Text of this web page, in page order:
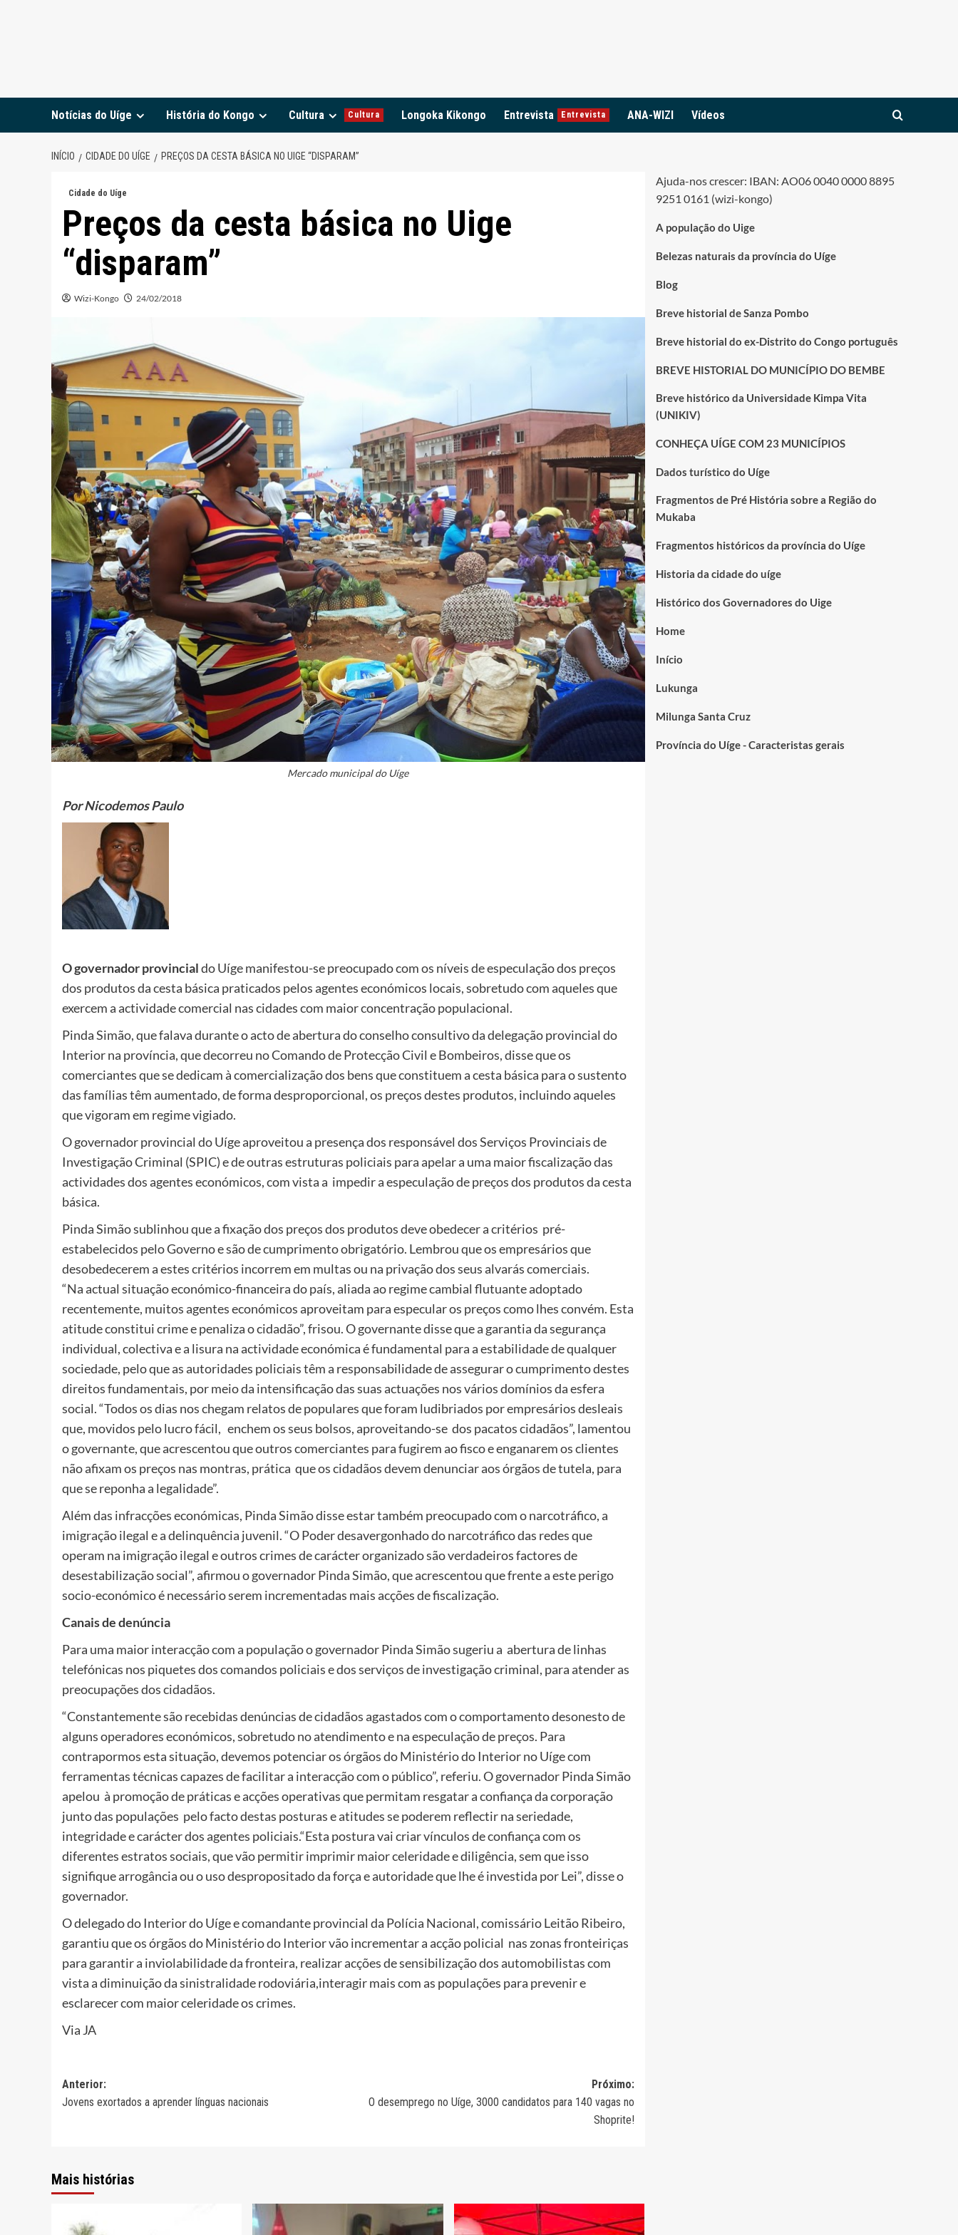
Notícias do Uíge História do Kongo Cultura Cultura Longoka Kikongo Entrevista Entrevista ANA-WIZI Vídeos
INÍCIO CIDADE DO UÍGE PREÇOS DA CESTA BÁSICA NO UIGE “DISPARAM”
Cidade do Uíge
Preços da cesta básica no Uige
“disparam”
Wizi-Kongo 24/02/2018
Mercado municipal do Uíge
Por Nicodemos Paulo
O governador provincialdo Uíge manifestou-se preocupado com os níveis de especulação dos preços
dos produtos da cesta básica praticados pelos agentes económicos locais, sobretudo com aqueles que
exercem a actividade comercial nas cidades com maior concentração populacional.
Pinda Simão, que falava durante o acto de abertura do conselho consultivo da delegação provincial do
Interior na província, que decorreu no Comando de Protecção Civil e Bombeiros, disse que os
comerciantes que se dedicam à comercialização dos bens que constituem a cesta básica para o sustento
das famílias têm aumentado, de forma desproporcional, os preços destes produtos, incluindo aqueles
que vigoram em regime vigiado.
O governador provincial do Uíge aproveitou a presença dos responsável dos Serviços Provinciais de
Investigação Criminal (SPIC) e de outras estruturas policiais para apelar a uma maior fiscalização das
actividades dos agentes económicos, com vista a impedir a especulação de preços dos produtos da cesta
básica.
Pinda Simão sublinhou que a fixação dos preços dos produtos deve obedecer a critérios pré-
estabelecidos pelo Governo e são de cumprimento obrigatório. Lembrou que os empresários que
desobedecerem a estes critérios incorrem em multas ou na privação dos seus alvarás comerciais.
“Na actual situação económico-financeira do país, aliada ao regime cambial flutuante adoptado
recentemente, muitos agentes económicos aproveitam para especular os preços como lhes convém. Esta
atitude constitui crime e penaliza o cidadão”, frisou. O governante disse que a garantia da segurança
individual, colectiva e a lisura na actividade económica é fundamental para a estabilidade de qualquer
sociedade, pelo que as autoridades policiais têm a responsabilidade de assegurar o cumprimento destes
direitos fundamentais, por meio da intensificação das suas actuações nos vários domínios da esfera
social. “Todos os dias nos chegam relatos de populares que foram ludibriados por empresários desleais
que, movidos pelo lucro fácil, enchem os seus bolsos, aproveitando-se dos pacatos cidadãos”, lamentou
o governante, que acrescentou que outros comerciantes para fugirem ao fisco e enganarem os clientes
não afixam os preços nas montras, prática que os cidadãos devem denunciar aos órgãos de tutela, para
que se reponha a legalidade”.
Além das infracções económicas, Pinda Simão disse estar também preocupado com o narcotráfico, a
imigração ilegal e a delinquência juvenil. “O Poder desavergonhado do narcotráfico das redes que
operam na imigração ilegal e outros crimes de carácter organizado são verdadeiros factores de
desestabilização social”, afirmou o governador Pinda Simão, que acrescentou que frente a este perigo
socio-económico é necessário serem incrementadas mais acções de fiscalização.
Canais de denúncia
Para uma maior interacção com a população o governador Pinda Simão sugeriu a abertura de linhas
telefónicas nos piquetes dos comandos policiais e dos serviços de investigação criminal, para atender as
preocupações dos cidadãos.
“Constantemente são recebidas denúncias de cidadãos agastados com o comportamento desonesto de
alguns operadores económicos, sobretudo no atendimento e na especulação de preços. Para
contrapormos esta situação, devemos potenciar os órgãos do Ministério do Interior no Uíge com
ferramentas técnicas capazes de facilitar a interacção com o público”, referiu. O governador Pinda Simão
apelou à promoção de práticas e acções operativas que permitam resgatar a confiança da corporação
junto das populações pelo facto destas posturas e atitudes se poderem reflectir na seriedade,
integridade e carácter dos agentes policiais.“Esta postura vai criar vínculos de confiança com os
diferentes estratos sociais, que vão permitir imprimir maior celeridade e diligência, sem que isso
signifique arrogância ou o uso despropositado da força e autoridade que lhe é investida por Lei”, disse o
governador.
O delegado do Interior do Uíge e comandante provincial da Polícia Nacional, comissário Leitão Ribeiro,
garantiu que os órgãos do Ministério do Interior vão incrementar a acção policial nas zonas fronteiriças
para garantir a inviolabilidade da fronteira, realizar acções de sensibilização dos automobilistas com
vista a diminuição da sinistralidade rodoviária,interagir mais com as populações para prevenir e
esclarecer com maior celeridade os crimes.
Via JA
Navegação
de
Anterior:
Jovens exortados a aprender línguas nacionais
Próximo:
O desemprego no Uíge, 3000 candidatos para 140 vagas no
Shoprite!
Mais histórias
Ajuda-nos crescer: IBAN: AO06 0040 0000 8895
9251 0161 (wizi-kongo)
A população do Uige
Belezas naturais da província do Uíge
Blog
Breve historial de Sanza Pombo
Breve historial do ex-Distrito do Congo português
BREVE HISTORIAL DO MUNICÍPIO DO BEMBE
Breve histórico da Universidade Kimpa Vita
(UNIKIV)
CONHEÇA UÍGE COM 23 MUNICÍPIOS
Dados turístico do Uíge
Fragmentos de Pré História sobre a Região do
Mukaba
Fragmentos históricos da província do Uíge
Historia da cidade do uíge
Histórico dos Governadores do Uige
Home
Início
Lukunga
Milunga Santa Cruz
Província do Uíge - Caracteristas gerais